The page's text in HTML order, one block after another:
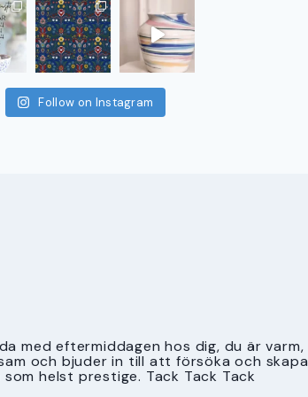
Follow on Instagram
med eftermiddagen hos dig, du är varm,
och bjuder in till att försöka och skapa
helst prestige. Tack Tack Tack